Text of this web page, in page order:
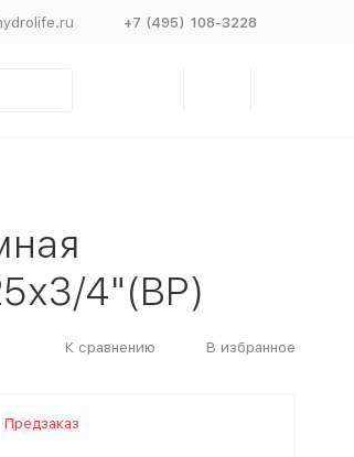
+7 (495) 108-3228
4"(ВР)
К сравнению В избранное
Предзаказ